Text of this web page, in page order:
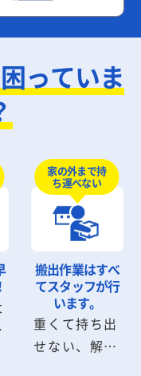
っていま
家の外まで持
ち運べない
搬出作業はすべ
てスタッフが行
います。
重くて持ち出
せない、解体